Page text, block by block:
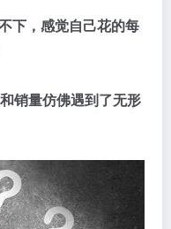
下，感觉自己花的每
销量仿佛遇到了无形